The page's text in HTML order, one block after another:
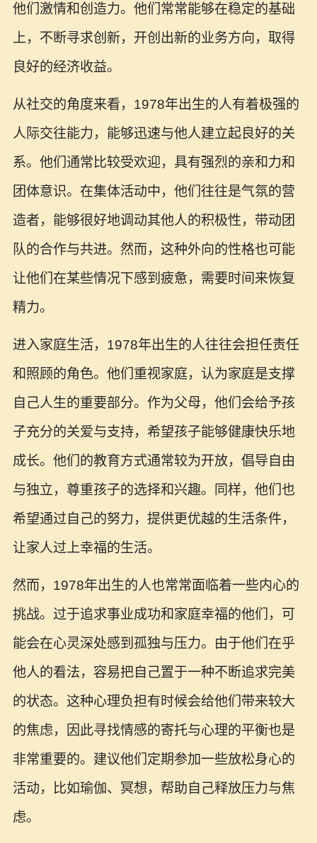
他们激情和创造力。他们常常能够在稳定的基础
上，不断寻求创新，开创出新的业务方向，取得
良好的经济收益。
从社交的角度来看，1978年出生的人有着极强的
人际交往能力，能够迅速与他人建立起良好的关
系。他们通常比较受欢迎，具有强烈的亲和力和
团体意识。在集体活动中，他们往往是气氛的营
造者，能够很好地调动其他人的积极性，带动团
队的合作与共进。然而，这种外向的性格也可能
让他们在某些情况下感到疲惫，需要时间来恢复
精力。
进入家庭生活，1978年出生的人往往会担任责任
和照顾的角色。他们重视家庭，认为家庭是支撑
自己人生的重要部分。作为父母，他们会给予孩
子充分的关爱与支持，希望孩子能够健康快乐地
成长。他们的教育方式通常较为开放，倡导自由
与独立，尊重孩子的选择和兴趣。同样，他们也
希望通过自己的努力，提供更优越的生活条件，
让家人过上幸福的生活。
然而，1978年出生的人也常常面临着一些内心的
挑战。过于追求事业成功和家庭幸福的他们，可
能会在心灵深处感到孤独与压力。由于他们在乎
他人的看法，容易把自己置于一种不断追求完美
的状态。这种心理负担有时候会给他们带来较大
的焦虑，因此寻找情感的寄托与心理的平衡也是
非常重要的。建议他们定期参加一些放松身心的
活动，比如瑜伽、冥想，帮助自己释放压力与焦
虑。